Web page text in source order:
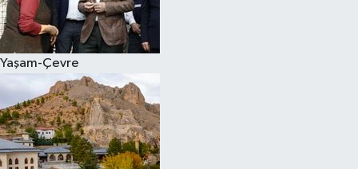
Yaşam-Çevre
Siyaset
Teknoloji
Televizyon
Yaşam-Çevre